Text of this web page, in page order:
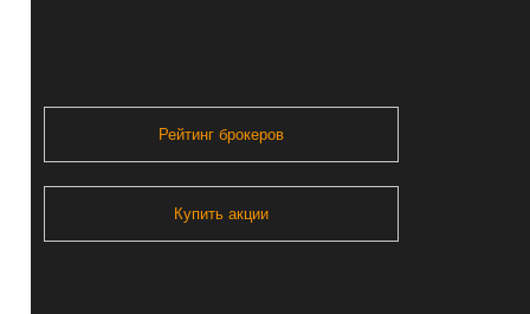
Рейтинг брокеров
Купить акции